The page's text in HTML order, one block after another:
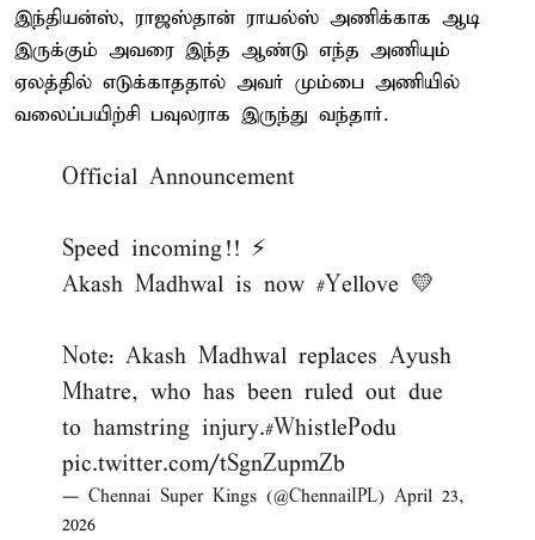
இந்தியன்ஸ், ராஜஸ்தான் ராயல்ஸ் அணிக்காக ஆடி
இருக்கும் அவரை இந்த ஆண்டு எந்த அணியும்
ஏலத்தில் எடுக்காததால் அவர் மும்பை அணியில்
வலைப்பயிற்சி பவுலராக இருந்து வந்தார்.
Official Announcement
Speed incoming!! ⚡️
Akash Madhwal is now #Yellove 💛
Note: Akash Madhwal replaces Ayush
Mhatre, who has been ruled out due
to hamstring injury.#WhistlePodu
pic.twitter.com/tSgnZupmZb
— Chennai Super Kings (@ChennaiIPL) April 23,
2026